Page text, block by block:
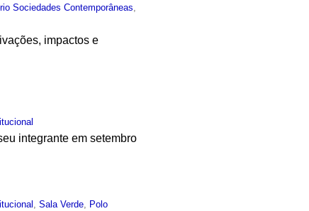
Sociedades Contemporâneas
impactos e
integrante em setembro
,Sala Verde
Polo